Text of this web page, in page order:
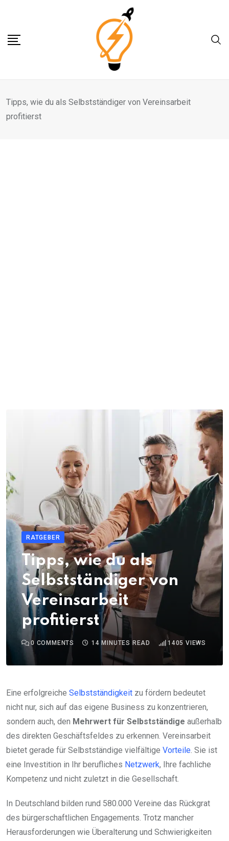
content
Tipps, wie du als Selbstständiger von Vereinsarbeit
profitierst
RATGEBER
Tipps, wie du als
Selbstständiger von
Vereinsarbeit
profitierst
0 COMMENTS 14 MINUTES READ 1405 VIEWS
Eine erfolgreiche Selbstständigkeit zu fördern bedeutet
nicht nur, sich auf das eigene Business zu konzentrieren,
sondern auch, den Mehrwert für Selbstständige außerhalb
des direkten Geschäftsfeldes zu erkennen. Vereinsarbeit
bietet gerade für Selbstständige vielfältige Vorteile. Sie ist
eine Investition in Ihr berufliches Netzwerk, Ihre fachliche
Kompetenz und nicht zuletzt in die Gesellschaft.
In Deutschland bilden rund 580.000 Vereine das Rückgrat
des bürgerschaftlichen Engagements. Trotz mancher
Herausforderungen wie Überalterung und Schwierigkeiten